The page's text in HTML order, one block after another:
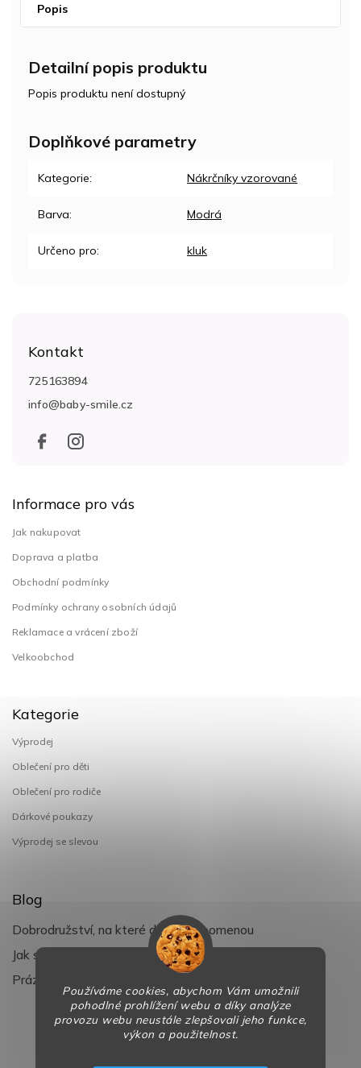
Používáme cookies, abychom Vám umožnili
pohodlné prohlížení webu a díky analýze
provozu webu neustále zlepšovali jeho funkce,
výkon a použitelnost.
Popis
Detailní popis produktu
Popis produktu není dostupný
Doplňkové parametry
Kategorie: Nákrčníky vzorované
Barva: Modrá
Určeno pro: kluk
Kontakt
info@baby-smile.cz
725163894
Informace pro vás
Jak nakupovat
Doprava a platba
Obchodní podmínky
Podmínky ochrany osobních údajů
Reklamace a vrácení zboží
Velkoobchod
Kategorie
Výprodej
Oblečení pro děti
Oblečení pro rodiče
Dárkové poukazy
Výprodej se slevou
Blog
Dobrodružství, na které děti nezapomenou
Jak si užít léto s dětmi naplno
Prázdniny klepou na dveře
BaBy-smile.cz. Všechna práva vyhrazena.